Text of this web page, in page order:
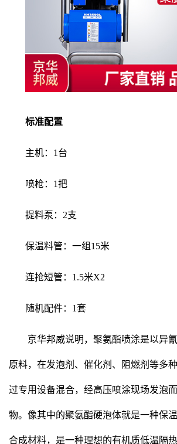
标准配置
主机：1台
喷枪：1把
提料泵：2支
保温料管：一组15米
连抢短管：1.5米X2
随机配件：1套
京华邦威说明，聚氨酯喷涂是以异
原料，在发泡剂、催化剂、阻燃剂等多
过专用设备混合，经高压喷涂现场发泡
物。像其中的聚氨酯硬泡体就是一种保
合成材料，是一种理想的有机质低温隔